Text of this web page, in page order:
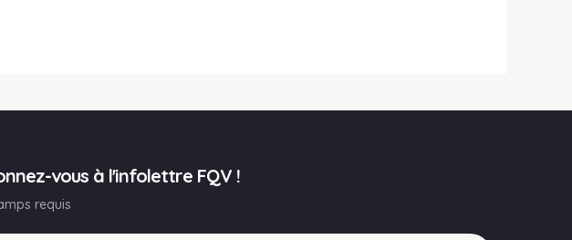
vous à l'infolettre FQV !
requis